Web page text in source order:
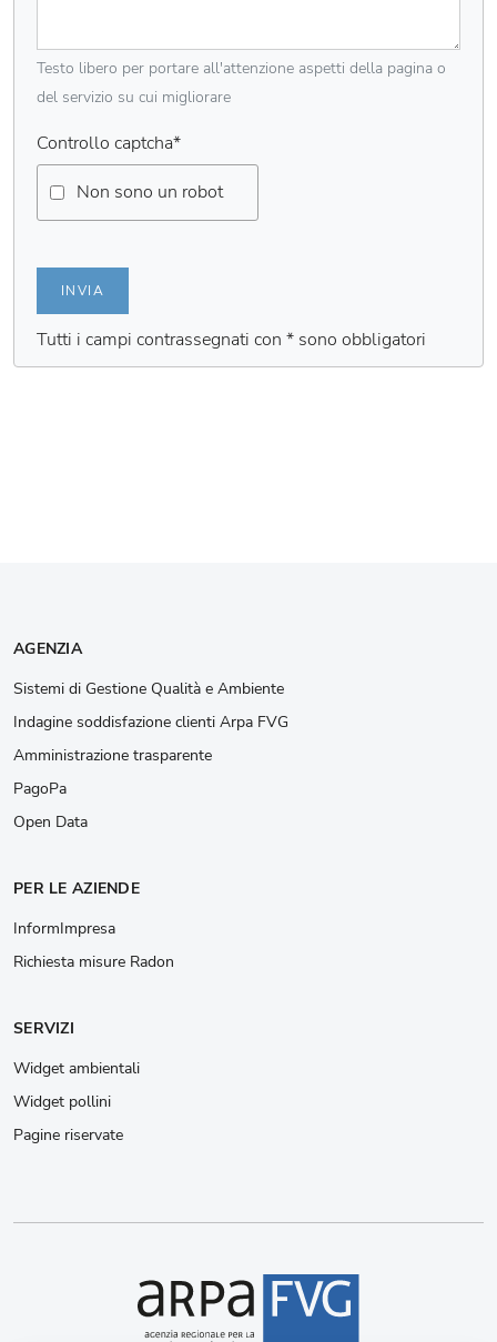
Testo libero per portare all'attenzione aspetti della pagina o
del servizio su cui migliorare
Controllo captcha*
Non sono un robot
INVIA
Tutti i campi contrassegnati con * sono obbligatori
AGENZIA
Sistemi di Gestione Qualità e Ambiente
Indagine soddisfazione clienti Arpa FVG
Amministrazione trasparente
PagoPa
Open Data
PER LE AZIENDE
InformImpresa
Richiesta misure Radon
SERVIZI
Widget ambientali
Widget pollini
Pagine riservate